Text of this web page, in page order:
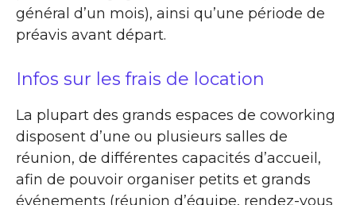
général d’un mois), ainsi qu’une période de
préavis avant départ.
Infos sur les frais de location
La plupart des grands espaces de coworking
disposent d’une ou plusieurs salles de
réunion, de différentes capacités d’accueil,
afin de pouvoir organiser petits et grands
événements (réunion d’équipe, rendez-vous